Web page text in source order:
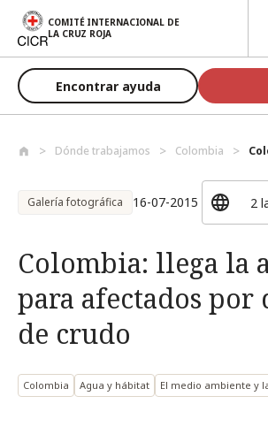
Pasar al contenido principal
COMITÉ INTERNACIONAL DE
LA CRUZ ROJA
Encontrar ayuda
Dónde trabajamos Colombia
Galería fotográfica 16-07-2015
Colombia: llega la
para afectados por
de crudo
Colombia Agua y hábitat El medio ambiente y